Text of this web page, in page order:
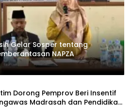
Gelar Sosper tentang
NAPZA
Dorong Pemprov Beri Insentif
Madrasah dan Pendidikan